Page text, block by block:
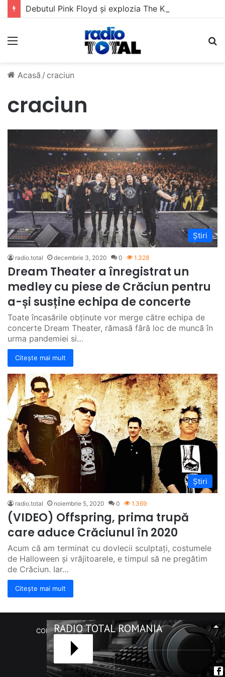
Debutul Pink Floyd și explozia The Kinks
Meniu
Acasă / craciun
craciun
Știri
radio.total decembrie 3, 2020 0 1.328
Dream Theater a înregistrat un
medley cu piese de Crăciun pentru
a-și susține echipa de concerte
Toate încasările obținute vor merge către echipa de
concerte Dream Theater, rămasă fără loc de muncă în
urma pandemiei si…
Citește mai mult
Știri
radio.total noiembrie 5, 2020 0 1.369
(VIDEO) Offspring, prima trupă
care aduce Crăciunul în 2020
Acum că am terminat cu dovlecii sculptați, costumele
de Halloween și vrăjitoarele, e timpul să ne pregătim
de Crăciun. Iar…
Citește mai mult
COPYRIGHT Radio Total România. (C) 2020-2023
Facebook
RSS
RADIO TOTAL ROMANIA